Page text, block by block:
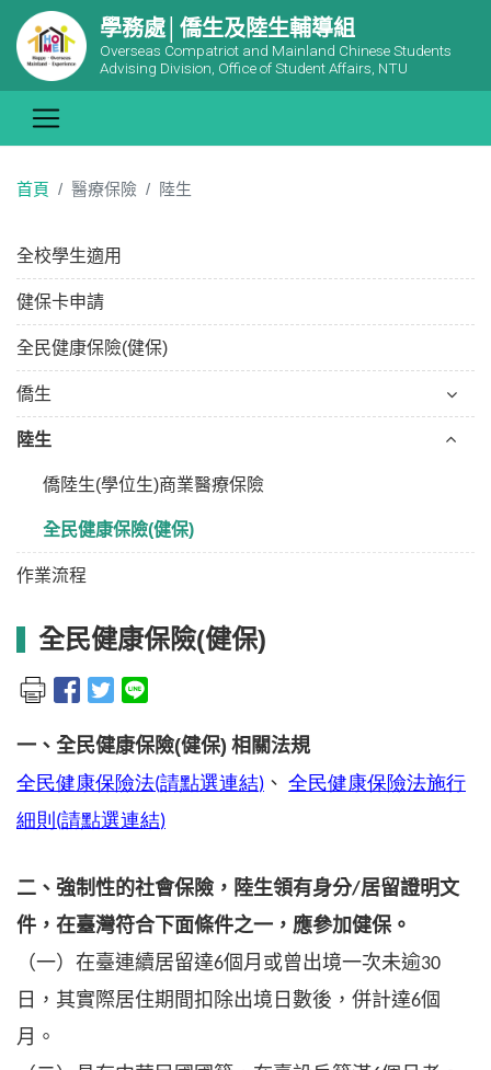
學務處│僑生及陸生輔導組
Overseas Compatriot and Mainland Chinese Students
Advising Division, Office of Student Affairs, NTU
首頁 醫療保險 陸生
全校學生適用
健保卡申請
全民健康保險(健保)
僑生
陸生
僑陸生(學位生)商業醫療保險
全民健康保險(健保)
作業流程
全民健康保險(健保)
一、全民健康保險(健保) 相關法規
全民健康保險法(請點選連結) 、 全民健康保險法施行
細則 (請點選連結)
二、強制性的社會保險，陸生領有身分/居留證明文
件，在臺灣符合下面條件之一，應參加健保。
（一）在臺連續居留達6個月或曾出境一次未逾30
日，其實際居住期間扣除出境日數後，併計達6個
月。